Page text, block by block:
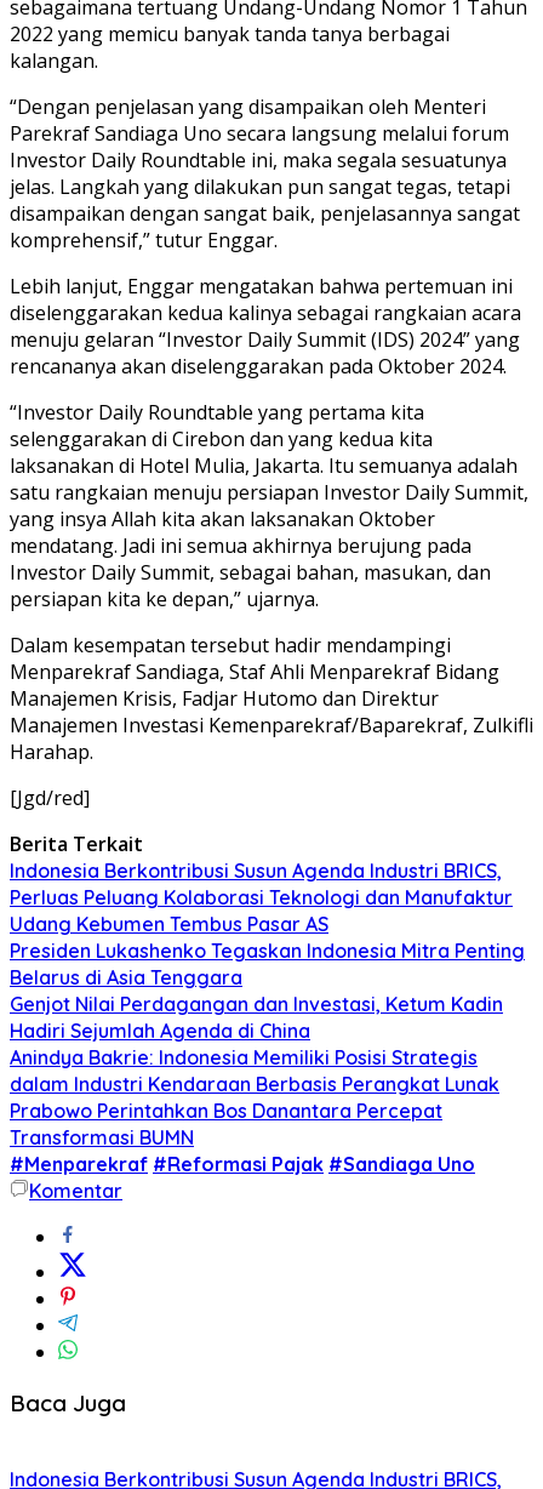
sebagaimana tertuang Undang-Undang Nomor 1 Tahun
2022 yang memicu banyak tanda tanya berbagai
kalangan.
“Dengan penjelasan yang disampaikan oleh Menteri
Parekraf Sandiaga Uno secara langsung melalui forum
Investor Daily Roundtable ini, maka segala sesuatunya
jelas. Langkah yang dilakukan pun sangat tegas, tetapi
disampaikan dengan sangat baik, penjelasannya sangat
komprehensif,” tutur Enggar.
Lebih lanjut, Enggar mengatakan bahwa pertemuan ini
diselenggarakan kedua kalinya sebagai rangkaian acara
menuju gelaran “Investor Daily Summit (IDS) 2024” yang
rencananya akan diselenggarakan pada Oktober 2024.
“Investor Daily Roundtable yang pertama kita
selenggarakan di Cirebon dan yang kedua kita
laksanakan di Hotel Mulia, Jakarta. Itu semuanya adalah
satu rangkaian menuju persiapan Investor Daily Summit,
yang insya Allah kita akan laksanakan Oktober
mendatang. Jadi ini semua akhirnya berujung pada
Investor Daily Summit, sebagai bahan, masukan, dan
persiapan kita ke depan,” ujarnya.
Dalam kesempatan tersebut hadir mendampingi
Menparekraf Sandiaga, Staf Ahli Menparekraf Bidang
Manajemen Krisis, Fadjar Hutomo dan Direktur
Manajemen Investasi Kemenparekraf/Baparekraf, Zulkifli
Harahap.
[Jgd/red]
Berita Terkait
Indonesia Berkontribusi Susun Agenda Industri BRICS,
Perluas Peluang Kolaborasi Teknologi dan Manufaktur
Udang Kebumen Tembus Pasar AS
Presiden Lukashenko Tegaskan Indonesia Mitra Penting
Belarus di Asia Tenggara
Genjot Nilai Perdagangan dan Investasi, Ketum Kadin
Hadiri Sejumlah Agenda di China
Anindya Bakrie: Indonesia Memiliki Posisi Strategis
dalam Industri Kendaraan Berbasis Perangkat Lunak
Prabowo Perintahkan Bos Danantara Percepat
Transformasi BUMN
#Menparekraf #Reformasi Pajak #Sandiaga Uno
Komentar
Baca Juga
Indonesia Berkontribusi Susun Agenda Industri BRICS,